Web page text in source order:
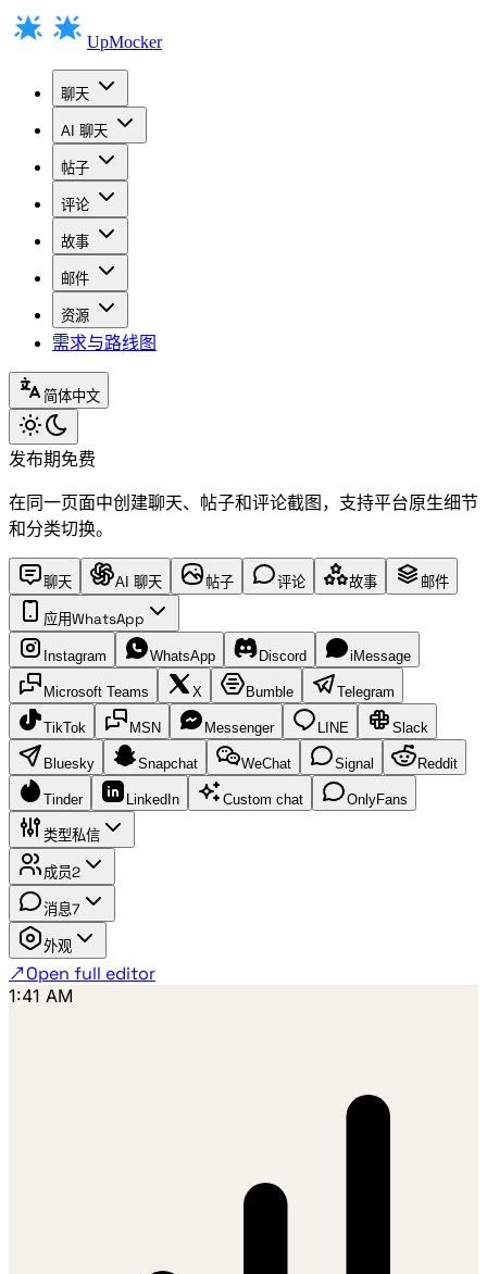
UpMocker
聊天
AI 聊天
帖子
评论
故事
邮件
资源
需求与路线图
简体中文
发布期免费
在同一页面中创建聊天、帖子和评论截图，支持平台原生细节
和分类切换。
聊天 AI 聊天 帖子 评论 故事 邮件
应用WhatsApp
Instagram WhatsApp Discord iMessage
Microsoft Teams X Bumble Telegram
TikTok MSN Messenger LINE Slack
Bluesky Snapchat WeChat Signal Reddit
Tinder LinkedIn Custom chat OnlyFans
类型私信
成员2
消息7
外观
↗Open full editor
1:41 AM